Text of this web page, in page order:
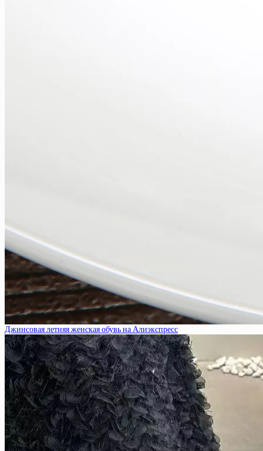
Джинсовая летняя женская обувь на Алиэкспресс